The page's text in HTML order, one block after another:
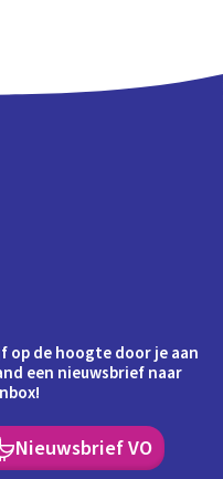
op de hoogte door je aan
een nieuwsbrief naar
Nieuwsbrief VO